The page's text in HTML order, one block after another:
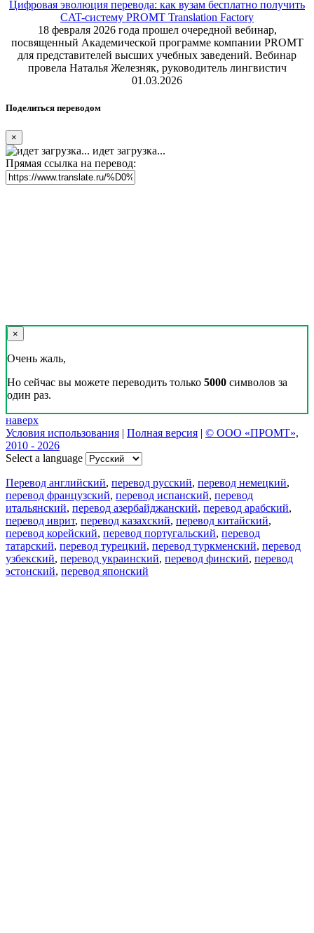
Цифровая эволюция перевода: как вузам бесплатно получить
CAT-систему PROMT Translation Factory
18 февраля 2026 года прошел очередной вебинар,
посвященный Академической программе компании PROMT
для представителей высших учебных заведений. Вебинар
провела Наталья Железняк, руководитель лингвистич
01.03.2026
Поделиться переводом
×
идет загрузка...
Прямая ссылка на перевод:
×
Очень жаль,
Но сейчас вы можете переводить только 5000 символов за
один раз.
наверх
Условия использования | Полная версия | © ООО «ПРОМТ»,
2010 - 2026
Select a language
Перевод английский, перевод русский, перевод немецкий,
перевод французский, перевод испанский, перевод
итальянский, перевод азербайджанский, перевод арабский,
перевод иврит, перевод казахский, перевод китайский,
перевод корейский, перевод португальский, перевод
татарский, перевод турецкий, перевод туркменский, перевод
узбекский, перевод украинский, перевод финский, перевод
эстонский, перевод японский